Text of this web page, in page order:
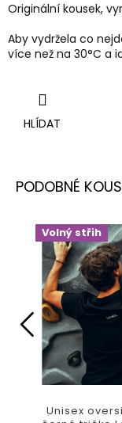
Originální kousek,
Aby vydržela co
více než na 30°C a
HLÍDAT
Volný střih
Unisex